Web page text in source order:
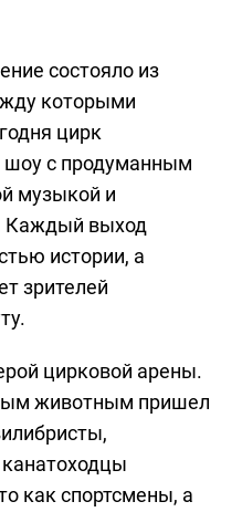
состояло из
которыми
цирк
шоу с продуманным
музыкой и
Каждый выход
истории, а
зрителей
цирковой арены.
животным пришел
как спортсмены, а